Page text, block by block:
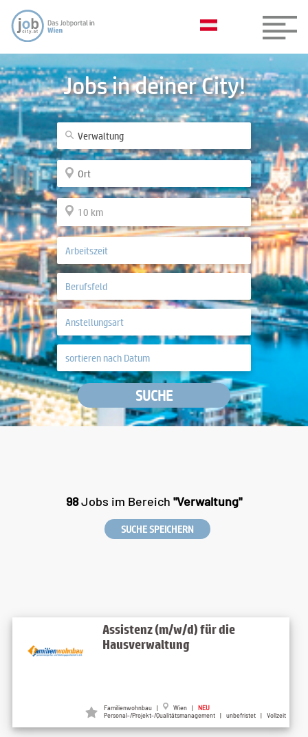
Jobs in deiner City!
SUCHE
98Jobs im Bereich "Verwaltung"
SUCHE SPEICHERN
Assistenz (m/w/d) für die
Hausverwaltung
Familienwohnbau | Wien | NEU
Personal-/Projekt-/Qualitätsmanagement | unbefristet | Vollzeit